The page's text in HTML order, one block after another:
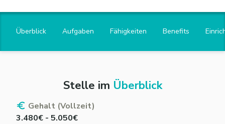
Überblick Aufgaben Fähigkeiten Benefits
Stelle im Überblick
Gehalt (Vollzeit)
3.480€ - 5.050€